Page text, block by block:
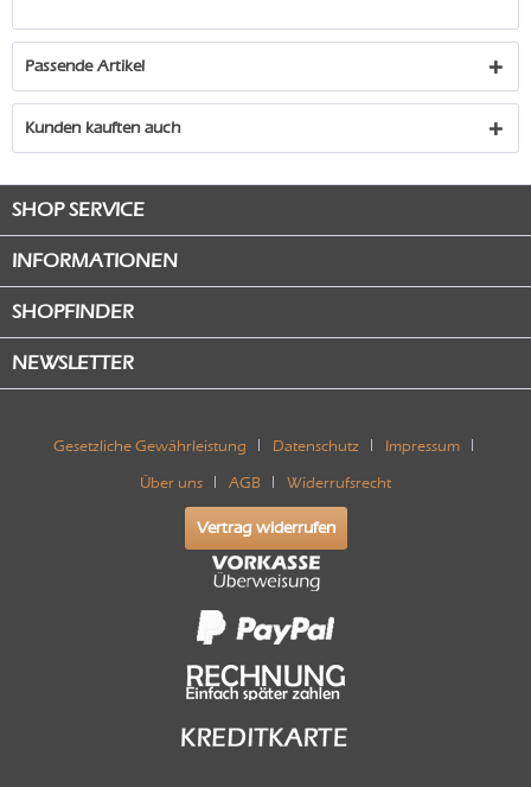
Passende Artikel
Kunden kauften auch
SHOP SERVICE
INFORMATIONEN
SHOPFINDER
NEWSLETTER
Gesetzliche Gewährleistung Datenschutz Impressum
Über uns AGB Widerrufsrecht
Vertrag widerrufen